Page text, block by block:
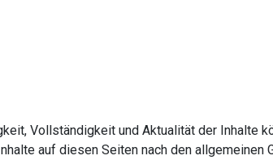
Vollständigkeit und Aktualität der Inhalte
auf diesen Seiten nach den allgemeinen